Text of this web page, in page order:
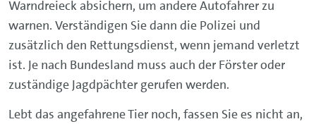
Warndreieck absichern, um andere Autofahrer zu
warnen. Verständigen Sie dann die Polizei und
zusätzlich den Rettungsdienst, wenn jemand verletzt
ist. Je nach Bundesland muss auch der Förster oder
zuständige Jagdpächter gerufen werden.
Lebt das angefahrene Tier noch, fassen Sie es nicht an,